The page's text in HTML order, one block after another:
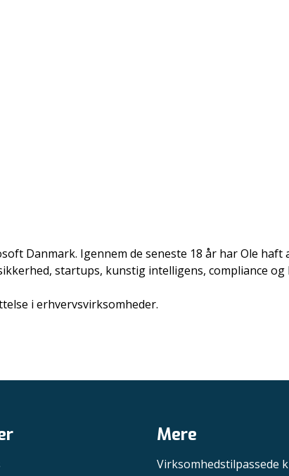
Danmark. Igennem de seneste 18 år har Ole
startups, kunstig intelligens, compliance og
i erhvervsvirksomheder.
Mere
Virksomhedstilpassede